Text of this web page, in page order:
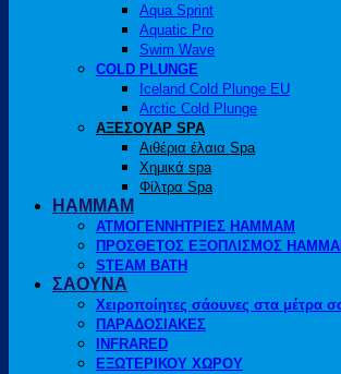
Aqua Sprint
Aquatic Pro
Swim Wave
COLD PLUNGE
Iceland Cold Plunge EU
Arctic Cold Plunge
ΑΞΕΣΟΥΑΡ SPA
Αιθέρια έλαια Spa
Χημικά spa
Φίλτρα Spa
HAMMAM
ΑΤΜΟΓΕΝΝΗΤΡΙΕΣ HAMMAM
ΠΡΟΣΘΕΤΟΣ ΕΞΟΠΛΙΣΜΟΣ
STEAM BATH
ΣΑΟΥΝΑ
Χειροποίητες σάουνες στα μέτρα
ΠΑΡΑΔΟΣΙΑΚΕΣ
INFRARED
ΕΞΩΤΕΡΙΚΟΥ ΧΩΡΟΥ